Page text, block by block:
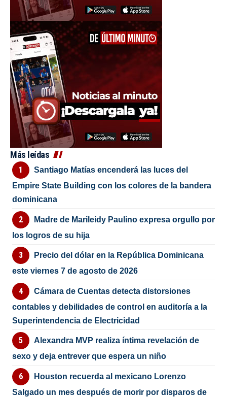
Más leídas
Santiago Matías encenderá las luces del
Empire State Building con los colores de la bandera
dominicana
Madre de Marileidy Paulino expresa orgullo por
los logros de su hija
Precio del dólar en la República Dominicana
este viernes 7 de agosto de 2026
Cámara de Cuentas detecta distorsiones
contables y debilidades de control en auditoría a la
Superintendencia de Electricidad
Alexandra MVP realiza íntima revelación de
sexo y deja entrever que espera un niño
Houston recuerda al mexicano Lorenzo
Salgado un mes después de morir por disparos de